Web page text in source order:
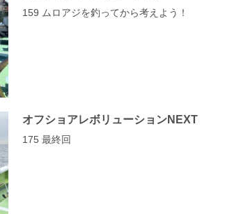
159 ムロアジを釣ってから考えよう！
オフショアレボリューションNEXT
175 最終回